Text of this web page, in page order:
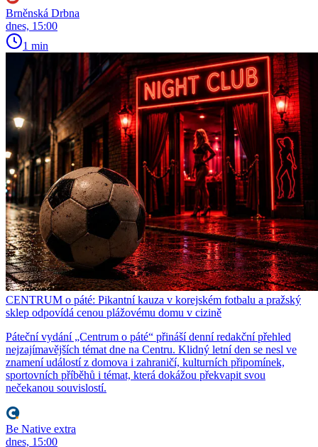
Brněnská Drbna
dnes, 15:00
1 min
CENTRUM o páté: Pikantní kauza v korejském fotbalu a pražský
sklep odpovídá cenou plážovému domu v cizině
Páteční vydání „Centrum o páté“ přináší denní redakční přehled
nejzajímavějších témat dne na Centru. Klidný letní den se nesl ve
znamení událostí z domova i zahraničí, kulturních připomínek,
sportovních příběhů i témat, která dokážou překvapit svou
nečekanou souvislostí.
Be Native extra
dnes, 15:00